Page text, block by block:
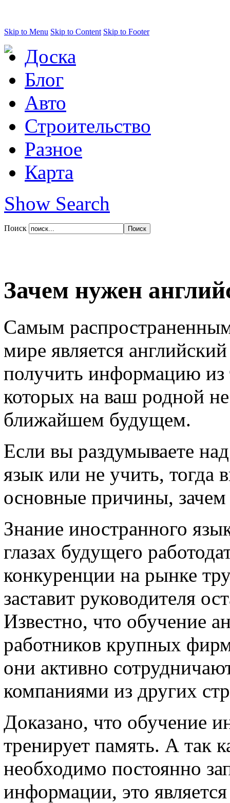
Skip to Menu Skip to Content Skip to Footer
Доска
Блог
Авто
Строительство
Разное
Карта
Show Search
Поиск
Зачем нужен
Самым
мире является
получить информацию из
которых на ваш родной
ближайшем будущем.
Если вы раздумываете
язык или не учить, тогда
основные причины,
Знание иностранного
глазах будущего
конкуренции на рынке
заставит руководителя
Известно, что обучение
работников крупных
они активно
компаниями из других
Доказано, что обучение
тренирует память. А так
необходимо постоянно
информации, это